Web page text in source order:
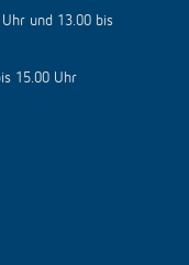
und 13.00 bis
15.00 Uhr